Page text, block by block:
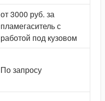
от 3000 руб. за
пламегаситель с
работой под кузовом
По запросу